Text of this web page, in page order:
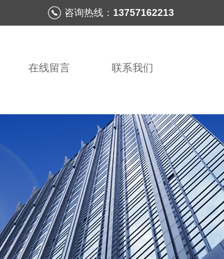
咨询热线： 13757162213
在线留言 联系我们